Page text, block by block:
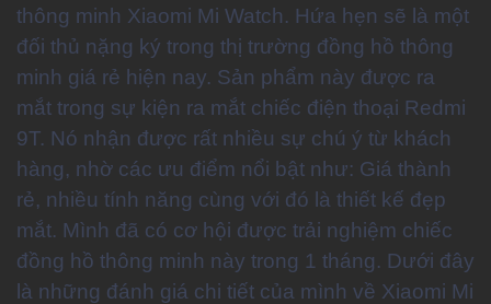
thông minh Xiaomi Mi Watch. Hứa hẹn sẽ là một
đối thủ nặng ký trong thị trường đồng hồ thông
minh giá rẻ hiện nay. Sản phẩm này được ra
mắt trong sự kiện ra mắt chiếc điện thoại Redmi
9T. Nó nhận được rất nhiều sự chú ý từ khách
hàng, nhờ các ưu điểm nổi bật như: Giá thành
rẻ, nhiều tính năng cùng với đó là thiết kế đẹp
mắt. Mình đã có cơ hội được trải nghiệm chiếc
đồng hồ thông minh này trong 1 tháng. Dưới đây
là những đánh giá chi tiết của mình về Xiaomi Mi